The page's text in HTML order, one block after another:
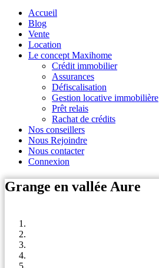
Accueil
Blog
Vente
Location
Le concept Maxihome
Crédit immobilier
Assurances
Défiscalisation
Gestion locative immobilière
Prêt relais
Rachat de crédits
Nos conseillers
Nous Rejoindre
Nous contacter
Connexion
Grange en vallée Aure